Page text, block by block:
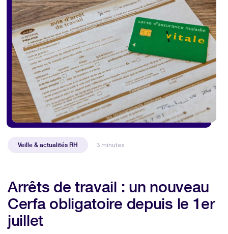
Veille & actualités RH 3 minutes
Arrêts de travail : un nouveau
Cerfa obligatoire depuis le 1er
juillet